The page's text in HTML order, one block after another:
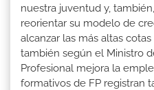
nuestra juventud y,
reorientar su modelo de
alcanzar las más altas
también según el Ministro
Profesional mejora la
formativos de FP registran